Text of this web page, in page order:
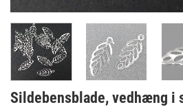
Sildebensblade, vedhæng i